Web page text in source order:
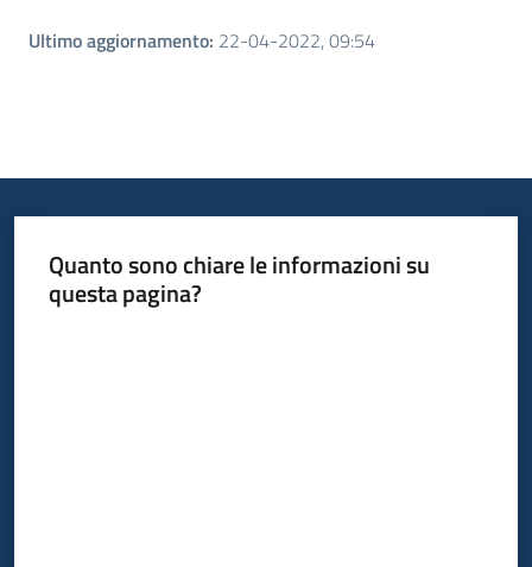
Ultimo aggiornamento: 22-04-2022, 09:54
Quanto sono chiare le informazioni su
questa pagina?